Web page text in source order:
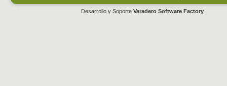
Desarrollo y Soporte Varadero Software Factory